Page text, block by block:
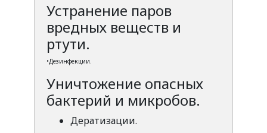
Устранение паров
вредных веществ и
ртути.
•Дезинфекции.
Уничтожение опасных
бактерий и микробов.
Дератизации.